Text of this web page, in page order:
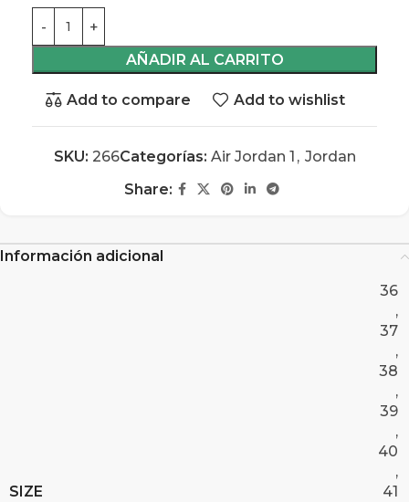
AÑADIR AL CARRITO
Add to compare Add to wishlist
SKU: 266Categorías: Air Jordan 1 , Jordan
Share:
Información adicional
SIZE
36
,
37
,
38
,
39
,
40
,
41